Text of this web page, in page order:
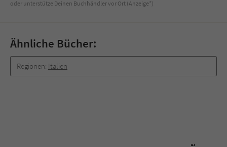
oder unterstütze Deinen Buchhändler vor Ort (Anzeige*)
Ähnliche Bücher:
Regionen: Italien